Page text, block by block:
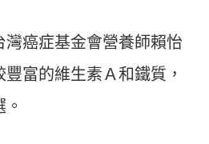
灣癌症基金會營養師賴怡
富的維生素Ａ和鐵質，